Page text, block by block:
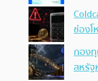
ช่องโ
กองทุ
สหรัฐ